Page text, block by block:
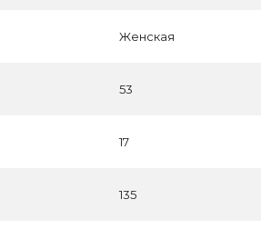
Женская
53
17
135